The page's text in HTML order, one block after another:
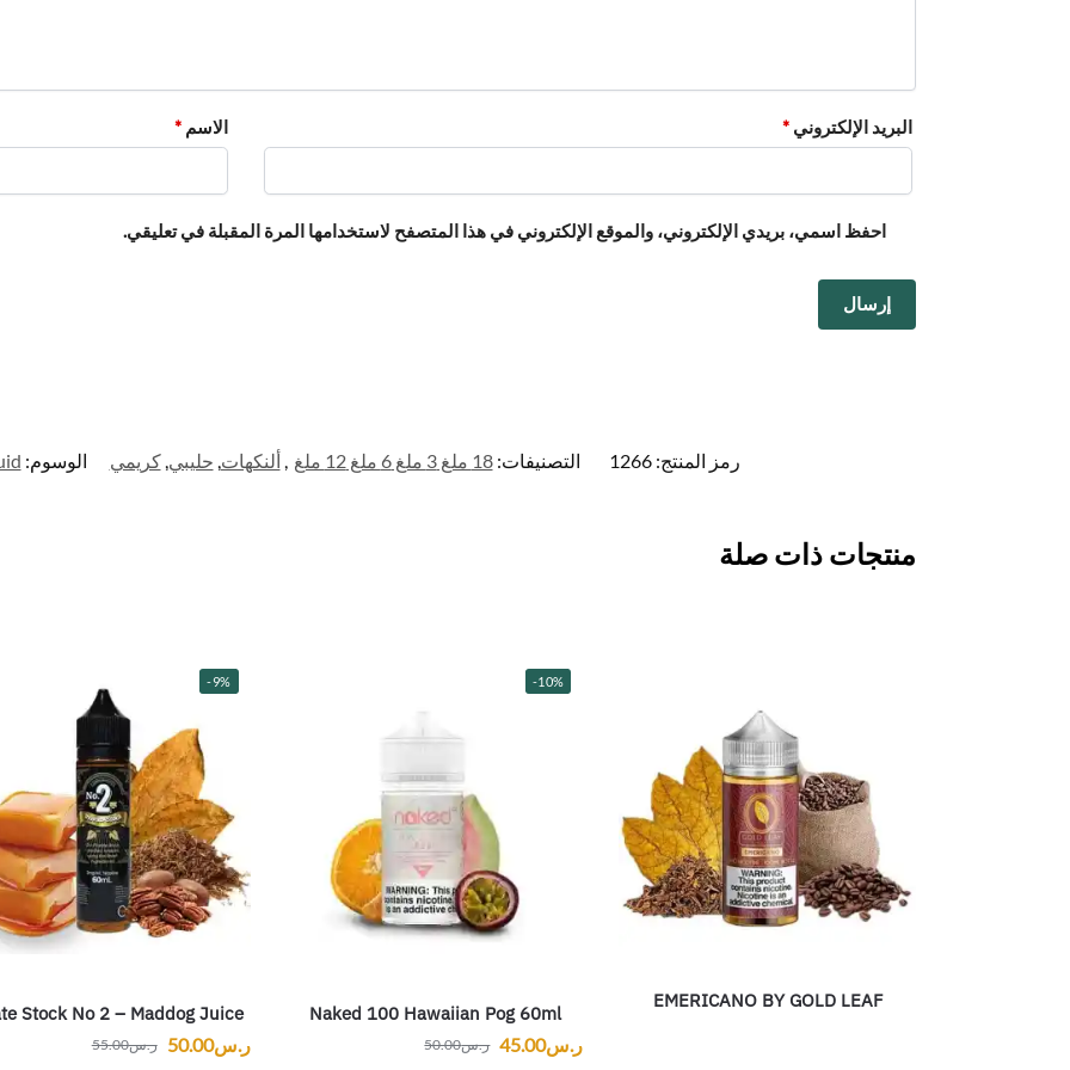
الاسم * البريد الإلكتروني*
احفظ اسمي، بريدي الإلكتروني، والموقع الإلكتروني في هذا المتصفح لاستخدامها المرة المقبلة في تعليقي.
رمز المنتج:1266 التصنيفات:18 ملغ 3 ملغ 6 ملغ 12 ملغ , ألنكهات, حليبي,كريمي الوسوم:
منتجات ذات صلة
EMERICANO BY GOLD LEAF
-10%
Naked 100 Hawaiian Pog 60ml
ر.س50.00 ر.س45.00
-9%
Stock No 2 – Maddog Juice
ر.س55.00 ر.س50.00